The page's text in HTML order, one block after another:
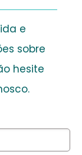
e
sobre
hesite